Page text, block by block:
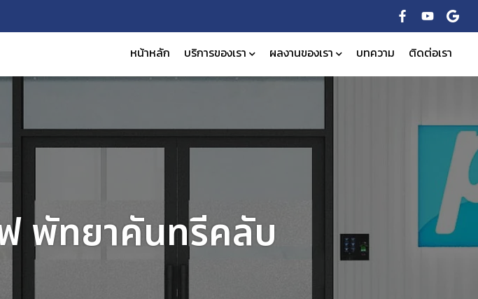
หน้าหลัก บริการของเรา ผลงานของเรา บทความ ติดต่อเรา
พัทยาคันทรีคลับ